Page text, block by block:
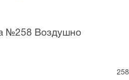
№258 Воздушно
258